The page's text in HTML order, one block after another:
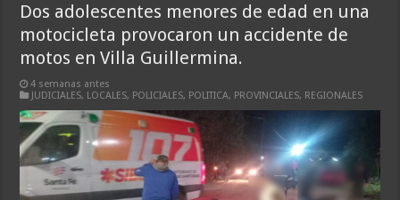
Dos adolescentes menores de edad en una
motocicleta provocaron un accidente de
motos en Villa Guillermina.
4 semanas antes
JUDICIALES, LOCALES, POLICIALES, POLITICA, PROVINCIALES, REGIONALES